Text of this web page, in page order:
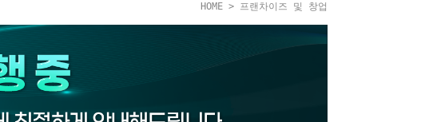
HOME > 프랜차이즈 및 창업